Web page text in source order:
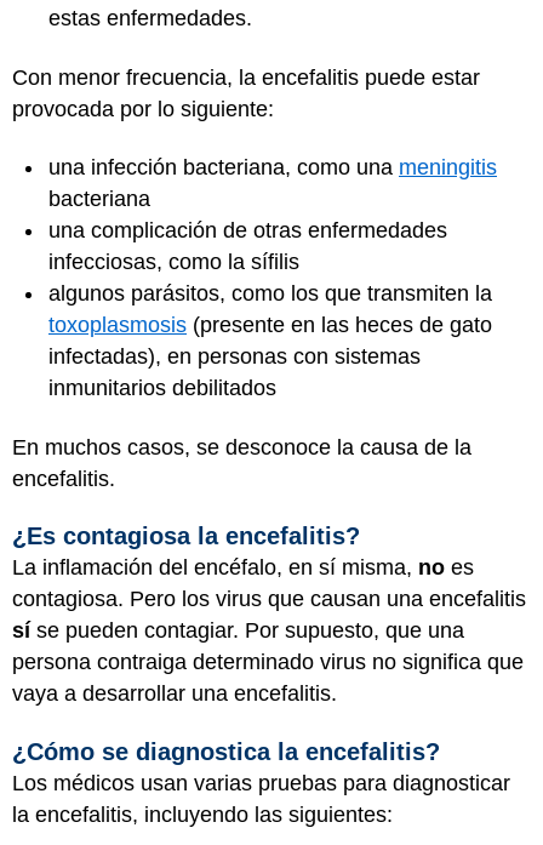
estas enfermedades.
Con menor frecuencia, la encefalitis puede estar
provocada por lo siguiente:
una infección bacteriana, como una meningitis
bacteriana
una complicación de otras enfermedades
infecciosas, como la sífilis
algunos parásitos, como los que transmiten la
toxoplasmosis (presente en las heces de gato
infectadas), en personas con sistemas
inmunitarios debilitados
En muchos casos, se desconoce la causa de la
encefalitis.
¿Es contagiosa la encefalitis?
La inflamación del encéfalo, en sí misma, no es
contagiosa. Pero los virus que causan una encefalitis
sí se pueden contagiar. Por supuesto, que una
persona contraiga determinado virus no significa que
vaya a desarrollar una encefalitis.
¿Cómo se diagnostica la encefalitis?
Los médicos usan varias pruebas para diagnosticar
la encefalitis, incluyendo las siguientes: